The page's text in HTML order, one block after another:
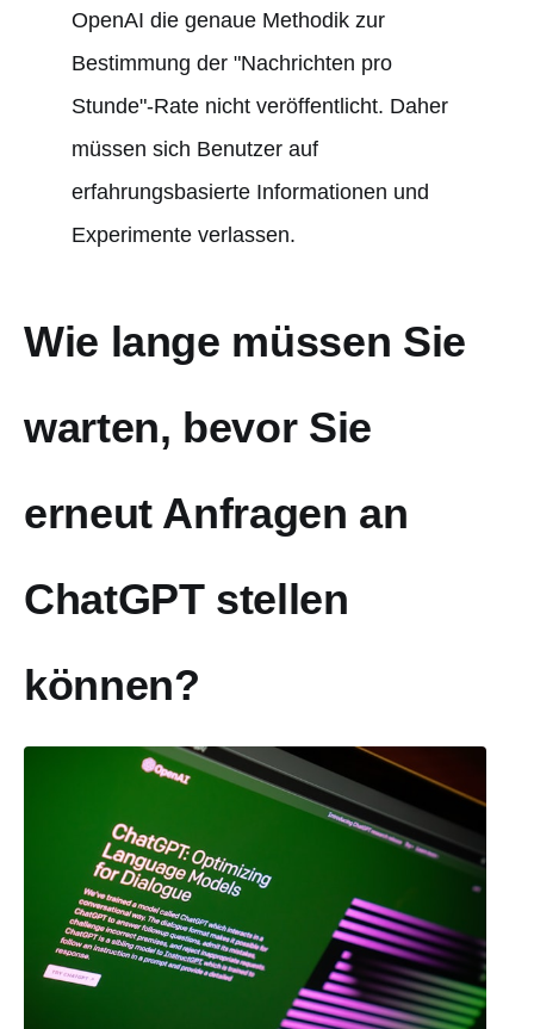
OpenAI die genaue Methodik zur
Bestimmung der "Nachrichten pro
Stunde"-Rate nicht veröffentlicht. Daher
müssen sich Benutzer auf
erfahrungsbasierte Informationen und
Experimente verlassen.
Wie lange müssen Sie
warten, bevor Sie
erneut Anfragen an
ChatGPT stellen
können?